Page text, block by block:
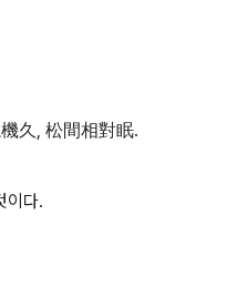
久, 松間相對眠.
이다.